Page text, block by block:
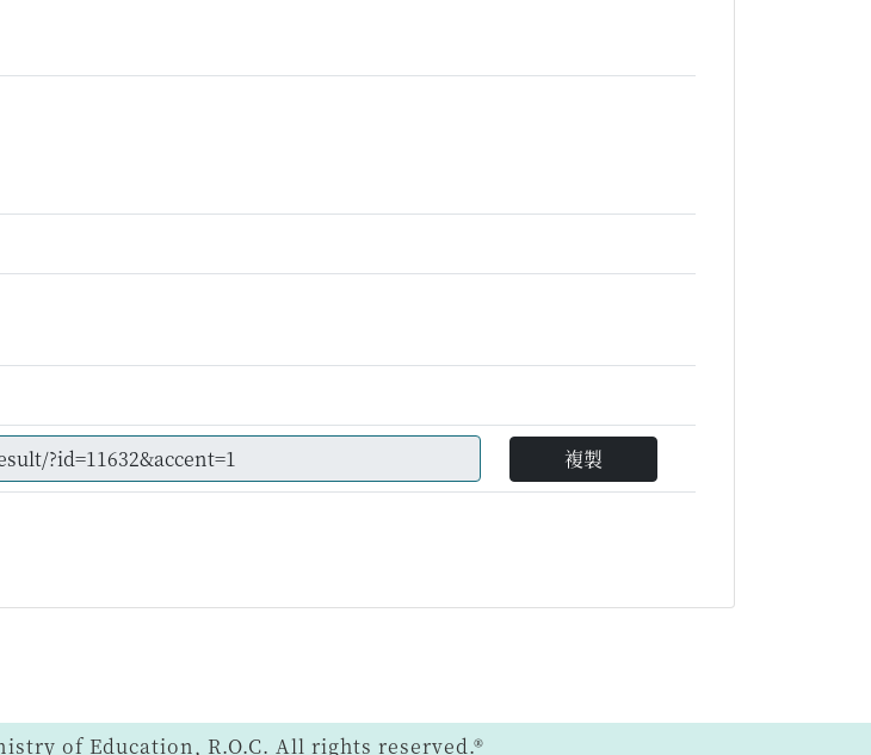
複製
of Education, R.O.C. All rights reserved.®